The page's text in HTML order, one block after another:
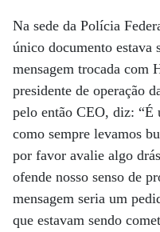
Na sede da Polícia
único documento estava
mensagem trocada com
presidente de operação
pelo então CEO, diz: “É
como sempre levamos
por favor avalie algo
ofende nosso senso de
mensagem seria um
que estavam sendo